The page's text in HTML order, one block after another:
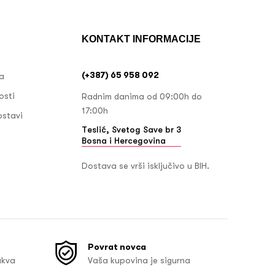
KONTAKT INFORMACIJE
(+387) 65 958 092
Radnim danima od 09:00h do
17:00h
Teslić, Svetog Save br 3
Bosna i Hercegovina
Dostava se vrši isključivo u BIH.
Povrat novca
Vaša kupovina je sigurna